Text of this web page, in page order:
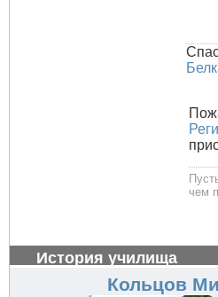
чем
История училища
Кольцов